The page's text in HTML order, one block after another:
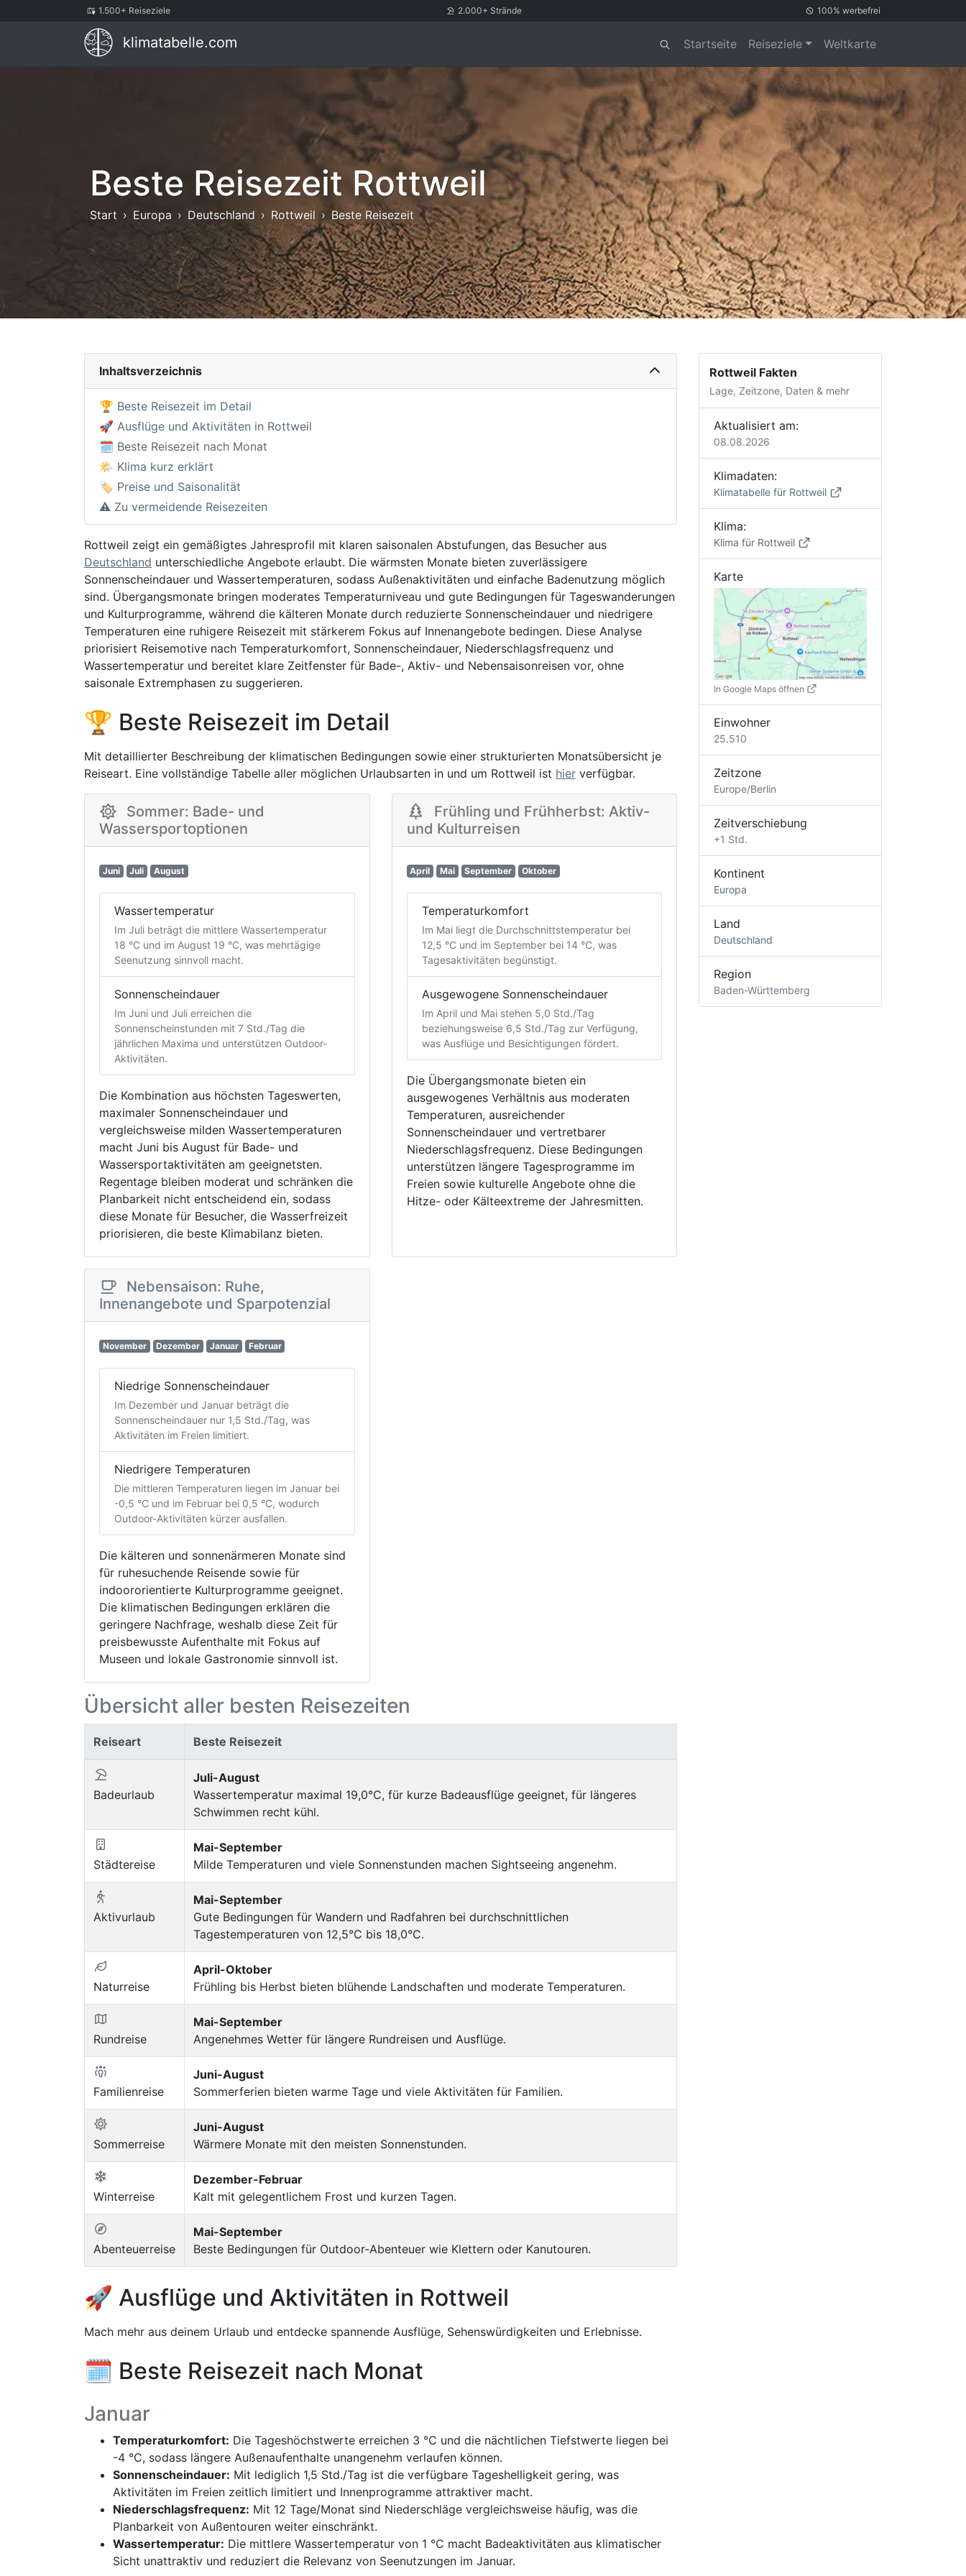
1.500+ Reiseziele 2.000+ Strände 100% werbefrei
klimatabelle.com Startseite Reiseziele Weltkarte
Beste Reisezeit Rottweil
Start Europa Deutschland Rottweil Beste Reisezeit
Inhaltsverzeichnis
🏆 Beste Reisezeit im Detail
🚀 Ausflüge und Aktivitäten in Rottweil
🗓️ Beste Reisezeit nach Monat
🌤️ Klima kurz erklärt
🏷️ Preise und Saisonalität
⚠️ Zu vermeidende Reisezeiten
Rottweil zeigt ein gemäßigtes Jahresprofil mit klaren saisonalen Abstufungen, das Besucher aus
Deutschland unterschiedliche Angebote erlaubt. Die wärmsten Monate bieten zuverlässigere
Sonnenscheindauer und Wassertemperaturen, sodass Außenaktivitäten und einfache Badenutzung möglich
sind. Übergangsmonate bringen moderates Temperaturniveau und gute Bedingungen für Tageswanderungen
und Kulturprogramme, während die kälteren Monate durch reduzierte Sonnenscheindauer und niedrigere
Temperaturen eine ruhigere Reisezeit mit stärkerem Fokus auf Innenangebote bedingen. Diese Analyse
priorisiert Reisemotive nach Temperaturkomfort, Sonnenscheindauer, Niederschlagsfrequenz und
Wassertemperatur und bereitet klare Zeitfenster für Bade-, Aktiv- und Nebensaisonreisen vor, ohne
saisonale Extremphasen zu suggerieren.
🏆 Beste Reisezeit im Detail
Mit detaillierter Beschreibung der klimatischen Bedingungen sowie einer strukturierten Monatsübersicht je
Reiseart. Eine vollständige Tabelle aller möglichen Urlaubsarten in und um Rottweil ist hier verfügbar.
Sommer: Bade- und
Wassersportoptionen
Juni Juli August
Wassertemperatur
Im Juli beträgt die mittlere Wassertemperatur
18 °C und im August 19 °C, was mehrtägige
Seenutzung sinnvoll macht.
Sonnenscheindauer
Im Juni und Juli erreichen die
Sonnenscheinstunden mit 7 Std./Tag die
jährlichen Maxima und unterstützen Outdoor-
Aktivitäten.
Die Kombination aus höchsten Tageswerten,
maximaler Sonnenscheindauer und
vergleichsweise milden Wassertemperaturen
macht Juni bis August für Bade- und
Wassersportaktivitäten am geeignetsten.
Regentage bleiben moderat und schränken die
Planbarkeit nicht entscheidend ein, sodass
diese Monate für Besucher, die Wasserfreizeit
priorisieren, die beste Klimabilanz bieten.
Frühling und Frühherbst: Aktiv-
und Kulturreisen
April Mai September Oktober
Temperaturkomfort
Im Mai liegt die Durchschnittstemperatur bei
12,5 °C und im September bei 14 °C, was
Tagesaktivitäten begünstigt.
Ausgewogene Sonnenscheindauer
Im April und Mai stehen 5,0 Std./Tag
beziehungsweise 6,5 Std./Tag zur Verfügung,
was Ausflüge und Besichtigungen fördert.
Die Übergangsmonate bieten ein
ausgewogenes Verhältnis aus moderaten
Temperaturen, ausreichender
Sonnenscheindauer und vertretbarer
Niederschlagsfrequenz. Diese Bedingungen
unterstützen längere Tagesprogramme im
Freien sowie kulturelle Angebote ohne die
Hitze- oder Kälteextreme der Jahresmitten.
Nebensaison: Ruhe,
Innenangebote und Sparpotenzial
November Dezember Januar Februar
Niedrige Sonnenscheindauer
Im Dezember und Januar beträgt die
Sonnenscheindauer nur 1,5 Std./Tag, was
Aktivitäten im Freien limitiert.
Niedrigere Temperaturen
Die mittleren Temperaturen liegen im Januar bei
-0,5 °C und im Februar bei 0,5 °C, wodurch
Outdoor-Aktivitäten kürzer ausfallen.
Die kälteren und sonnenärmeren Monate sind
für ruhesuchende Reisende sowie für
indoororientierte Kulturprogramme geeignet.
Die klimatischen Bedingungen erklären die
geringere Nachfrage, weshalb diese Zeit für
preisbewusste Aufenthalte mit Fokus auf
Museen und lokale Gastronomie sinnvoll ist.
Übersicht aller besten Reisezeiten
Reiseart Beste Reisezeit
Badeurlaub
Juli-August
Wassertemperatur maximal 19,0°C, für kurze Badeausflüge geeignet, für längeres
Schwimmen recht kühl.
Städtereise
Mai-September
Milde Temperaturen und viele Sonnenstunden machen Sightseeing angenehm.
Aktivurlaub
Mai-September
Gute Bedingungen für Wandern und Radfahren bei durchschnittlichen
Tagestemperaturen von 12,5°C bis 18,0°C.
Naturreise
April-Oktober
Frühling bis Herbst bieten blühende Landschaften und moderate Temperaturen.
Rundreise
Mai-September
Angenehmes Wetter für längere Rundreisen und Ausflüge.
Familienreise
Juni-August
Sommerferien bieten warme Tage und viele Aktivitäten für Familien.
Sommerreise
Juni-August
Wärmere Monate mit den meisten Sonnenstunden.
Winterreise
Dezember-Februar
Kalt mit gelegentlichem Frost und kurzen Tagen.
Abenteuerreise
Mai-September
Beste Bedingungen für Outdoor-Abenteuer wie Klettern oder Kanutouren.
🚀 Ausflüge und Aktivitäten in Rottweil
Mach mehr aus deinem Urlaub und entdecke spannende Ausflüge, Sehenswürdigkeiten und Erlebnisse.
🗓️ Beste Reisezeit nach Monat
Januar
Temperaturkomfort: Die Tageshöchstwerte erreichen 3 °C und die nächtlichen Tiefstwerte liegen bei
-4 °C, sodass längere Außenaufenthalte unangenehm verlaufen können.
Sonnenscheindauer: Mit lediglich 1,5 Std./Tag ist die verfügbare Tageshelligkeit gering, was
Aktivitäten im Freien zeitlich limitiert und Innenprogramme attraktiver macht.
Niederschlagsfrequenz: Mit 12 Tage/Monat sind Niederschläge vergleichsweise häufig, was die
Planbarkeit von Außentouren weiter einschränkt.
Wassertemperatur: Die mittlere Wassertemperatur von 1 °C macht Badeaktivitäten aus klimatischer
Sicht unattraktiv und reduziert die Relevanz von Seenutzungen im Januar.
Rottweil Fakten
Lage, Zeitzone, Daten & mehr
Aktualisiert am:
08.08.2026
Klimadaten:
Klimatabelle für Rottweil
Klima:
Klima für Rottweil
Karte
In Google Maps öffnen
Einwohner
25.510
Zeitzone
Europe/Berlin
Zeitverschiebung
+1 Std.
Kontinent
Europa
Land
Deutschland
Region
Baden-Württemberg